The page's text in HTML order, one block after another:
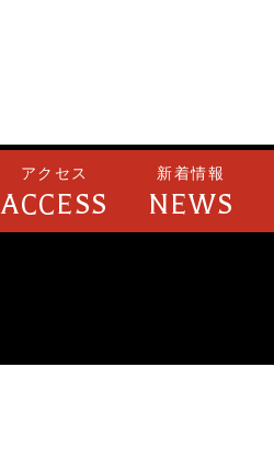
アクセス
ACCESS
新着情報
NEWS